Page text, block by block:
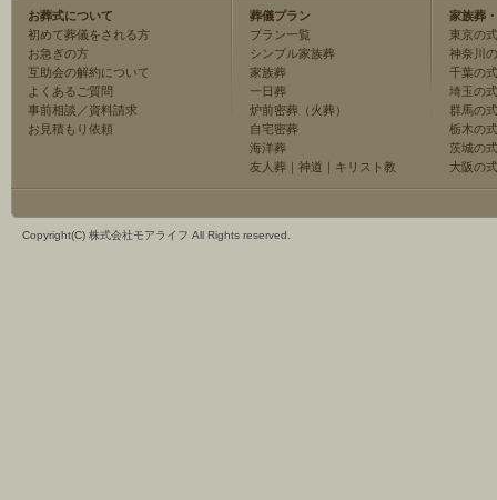
お葬式について
初めて葬儀をされる方
お急ぎの方
互助会の解約について
よくあるご質問
事前相談／資料請求
お見積もり依頼
葬儀プラン
プラン一覧
シンプル家族葬
家族葬
一日葬
炉前密葬（火葬）
自宅密葬
海洋葬
友人葬 ｜ 神道 ｜ キリスト教
家族葬
東京の
神奈川
千葉の
埼玉の
群馬の
栃木の
茨城の
大阪の
Copyright(C) 株式会社モアライフ All Rights reserved.